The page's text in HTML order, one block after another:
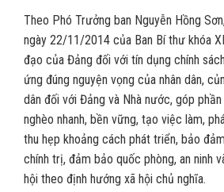
Theo Phó Trưởng ban Nguyễn Hồng
ngày 22/11/2014 của Ban Bí thư khóa
đạo của Đảng đối với tín dụng chính
ứng đúng nguyện vọng của nhân dân,
dân đối với Đảng và Nhà nước, góp
nghèo nhanh, bền vững, tạo việc làm,
thu hẹp khoảng cách phát triển, bảo
chính trị, đảm bảo quốc phòng, an ninh
hội theo định hướng xã hội chủ nghĩa.